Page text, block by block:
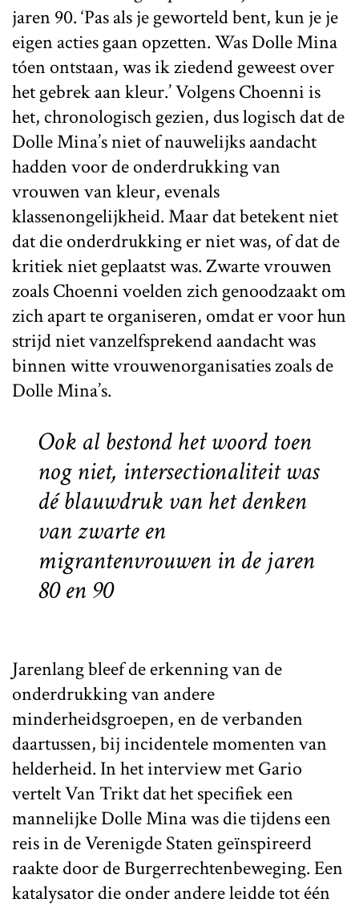
jaren 90. ‘Pas als je geworteld bent, kun je je
eigen acties gaan opzetten. Was Dolle Mina
tóen ontstaan, was ik ziedend geweest over
het gebrek aan kleur.’ Volgens Choenni is
het, chronologisch gezien, dus logisch dat de
Dolle Mina’s niet of nauwelijks aandacht
hadden voor de onderdrukking van
vrouwen van kleur, evenals
klassenongelijkheid. Maar dat betekent niet
dat die onderdrukking er niet was, of dat de
kritiek niet geplaatst was. Zwarte vrouwen
zoals Choenni voelden zich genoodzaakt om
zich apart te organiseren, omdat er voor hun
strijd niet vanzelfsprekend aandacht was
binnen witte vrouwenorganisaties zoals de
Dolle Mina’s.
Ook al bestond het woord toen
nog niet, intersectionaliteit was
dé blauwdruk van het denken
van zwarte en
migrantenvrouwen in de jaren
80 en 90
Jarenlang bleef de erkenning van de
onderdrukking van andere
minderheidsgroepen, en de verbanden
daartussen, bij incidentele momenten van
helderheid. In het interview met Gario
vertelt Van Trikt dat het specifiek een
mannelijke Dolle Mina was die tijdens een
reis in de Verenigde Staten geïnspireerd
raakte door de Burgerrechtenbeweging. Een
katalysator die onder andere leidde tot één